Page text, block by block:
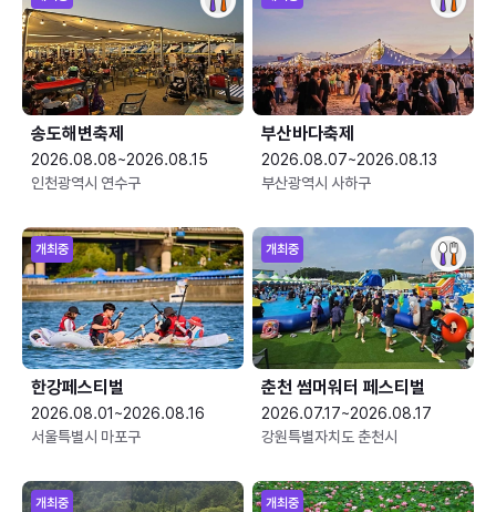
송도해변축제
2026.08.08~2026.08.15
인천광역시 연수구
부산바다축제
2026.08.07~2026.08.13
부산광역시 사하구
개최중
한강페스티벌
2026.08.01~2026.08.16
서울특별시 마포구
개최중
춘천 썸머워터 페스티벌
2026.07.17~2026.08.17
강원특별자치도 춘천시
개최중 개최중